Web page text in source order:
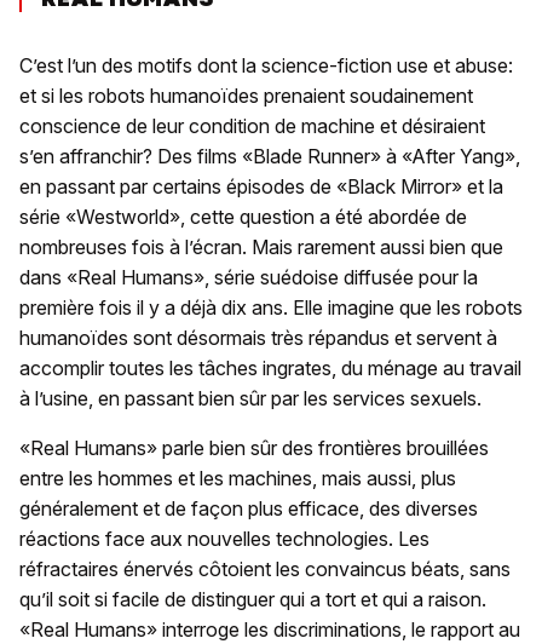
C’est l’un des motifs dont la science-fiction use et abuse:
et si les robots humanoïdes prenaient soudainement
conscience de leur condition de machine et désiraient
s’en affranchir? Des films «Blade Runner» à «After Yang»,
en passant par certains épisodes de «Black Mirror» et la
série «Westworld», cette question a été abordée de
nombreuses fois à l’écran. Mais rarement aussi bien que
dans «Real Humans», série suédoise diffusée pour la
première fois il y a déjà dix ans. Elle imagine que les robots
humanoïdes sont désormais très répandus et servent à
accomplir toutes les tâches ingrates, du ménage au travail
à l’usine, en passant bien sûr par les services sexuels.
«Real Humans» parle bien sûr des frontières brouillées
entre les hommes et les machines, mais aussi, plus
généralement et de façon plus efficace, des diverses
réactions face aux nouvelles technologies. Les
réfractaires énervés côtoient les convaincus béats, sans
qu’il soit si facile de distinguer qui a tort et qui a raison.
«Real Humans» interroge les discriminations, le rapport au